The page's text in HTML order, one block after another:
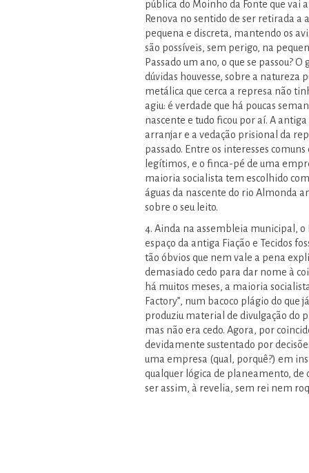
pública do Moinho da Fonte que vai
Renova no sentido de ser retirada a
pequena e discreta, mantendo os
são possíveis, sem perigo, na
Passado um ano, o que se passou?
dúvidas houvesse, sobre a natureza
metálica que cerca a represa não
agiu: é verdade que há poucas
nascente e tudo ficou por aí. A
arranjar e a vedação prisional da
passado. Entre os interesses
legítimos, e o finca-pé de uma
maioria socialista tem escolhido
águas da nascente do rio Almonda
sobre o seu leito.
4. Ainda na assembleia municipal, o
espaço da antiga Fiação e Tecidos
tão óbvios que nem vale a pena
demasiado cedo para dar nome à
há muitos meses, a maioria
Factory”, num bacoco plágio do que
produziu material de divulgação do
mas não era cedo. Agora, por
devidamente sustentado por
uma empresa (qual, porquê?) em
qualquer lógica de planeamento, de
ser assim, à revelia, sem rei nem